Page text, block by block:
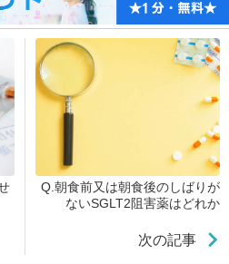
Q.朝食前又は朝食後のしばりが
ないSGLT2阻害薬はどれか
次の記事